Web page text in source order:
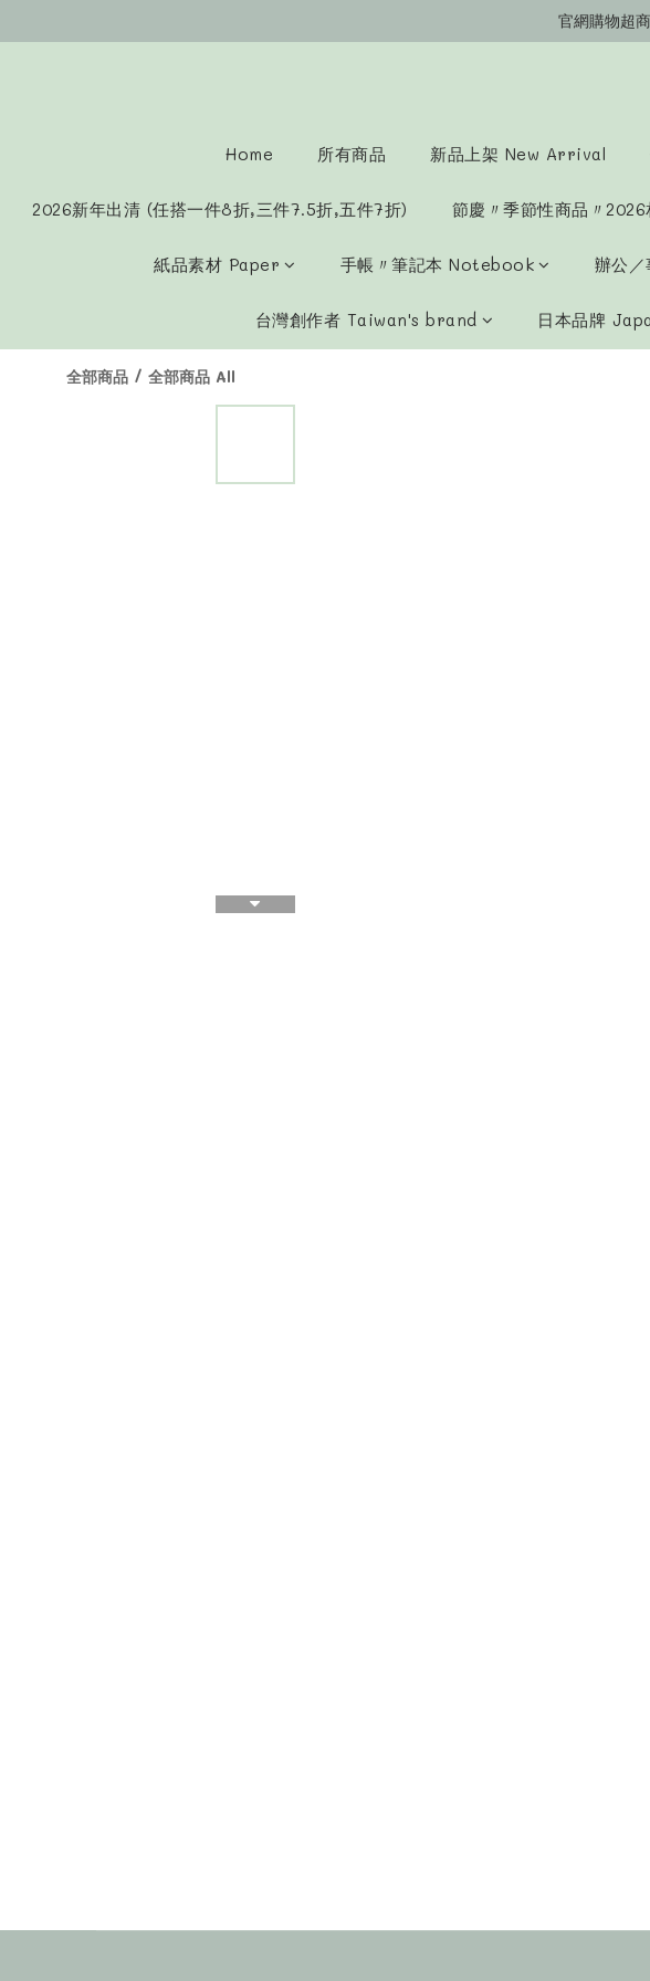
官網會員
官網購物超
官網會
Home 所有商品 新品上架 New Arrival
2026新年出清 (任搭一件8折,三件7.5折,五件7折) 節慶〃季節性商品〃2026
紙品素材 Paper 手帳〃筆記本 Notebook 辦公
台灣創作者 Taiwan's brand 日本品牌
全部商品 / 全部商品 All